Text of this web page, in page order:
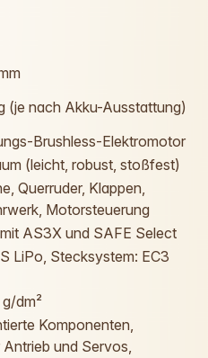
(je nach Akku-Ausstattung)
Brushless-Elektromotor
(leicht, robust, stoßfest)
Querruder, Klappen,
Motorsteuerung
AS3X und SAFE Select
LiPo, Stecksystem: EC3
dm²
Komponenten,
und Servos,